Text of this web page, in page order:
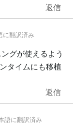
返信
に翻訳済み
グが使えるよう
タイムにも移植
返信
語に翻訳済み